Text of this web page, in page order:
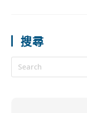
搜尋